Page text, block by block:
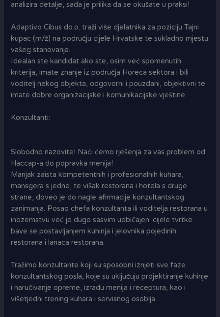
analizira detalje, sada je prilika da se okušate u praksi!
Adaptivo Cibus do.o. traži više djelatnika za poziciju Tajni
kupac (m/ž) na području cijele Hrvatske te sukladno mjestu
vašeg stanovanja.
Idealan ste kandidat ako ste, osim već spomenutih
kriterija, imate znanje iz područja Horeca sektora i bili
voditelj nekog objekta, odgovorni i pouzdani, objektivni te
imate dobre organizacijske i komunikacijske vještine.
Konzultanti:
Slobodno nazovite! Naći ćemo rješenja za vas problem od
Haccap-a do popravka menija!
Manjak zaista kompetentnih i profesionalnih kuhara,
mansgera s jedne, te višak restorana i hotela s druge
strane, doveo je do nagle afirmacije konzultantskog
zanimanja. Posao chefa konzultanta ili voditelja restorana u
inozemstvu već je dugo sasvim uobičajen: cijele tvrtke
bave se postavljanjem kuhinja i jelovnika pojedinih
restorana i lanaca restorana.
Tražimo konzultante koji su sposobni iznjeti sve faze
konzultantskog posla, koje su uključuju projektiranje kuhinje
i naručivanje opreme, izradu menija i receptura, kao i
višetjedni trening kuhara i servisnog osoblja.